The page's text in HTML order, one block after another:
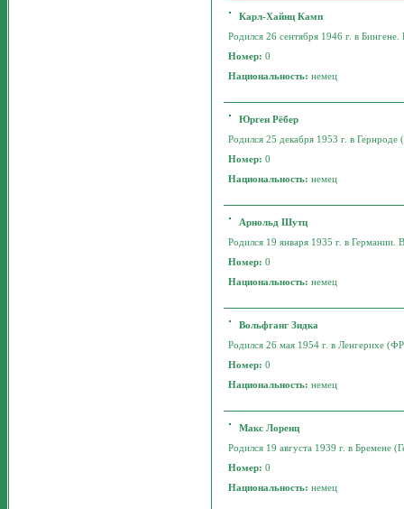
Карл-Хайнц Камп
Родился 26 сентября 1946 г. в
Номер:0
Национальность:немец
Юрген Рёбер
Родился 25 декабря 1953 г. в
Номер:0
Национальность:немец
Арнольд Шутц
Родился 19 января 1935 г. в
Номер:0
Национальность:немец
Вольфганг Зидка
Родился 26 мая 1954 г. в Ленгерихе
Номер:0
Национальность:немец
Макс Лоренц
Родился 19 августа 1939 г. в Бремене
Номер:0
Национальность:немец